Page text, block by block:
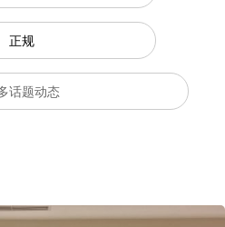
正规
话题动态